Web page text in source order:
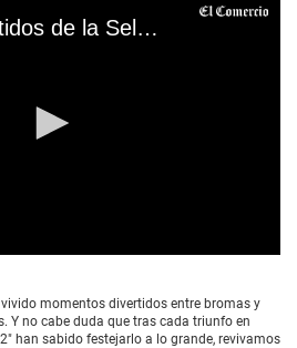
Momentos divertidos de la Selección Peruana
momentos divertidos entre bromas y
Y no cabe duda que tras cada triunfo en
han sabido festejarlo a lo grande, revivamos